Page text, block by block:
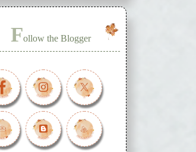
Follow the Blogger